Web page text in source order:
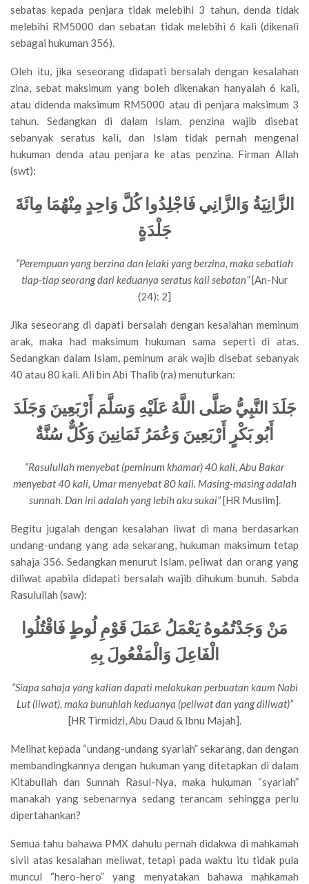
sebatas kepada penjara tidak melebihi 3 tahun, denda tidak
melebihi RM5000 dan sebatan tidak melebihi 6 kali (dikenali
sebagai hukuman 356).
Oleh itu, jika seseorang didapati bersalah dengan kesalahan
zina, sebat maksimum yang boleh dikenakan hanyalah 6 kali,
atau didenda maksimum RM5000 atau di penjara maksimum 3
tahun. Sedangkan di dalam Islam, penzina wajib disebat
sebanyak seratus kali, dan Islam tidak pernah mengenal
hukuman denda atau penjara ke atas penzina. Firman Allah
(swt):
الزَّانِيَةُ وَالزَّانِي فَاجْلِدُوا كُلَّ وَاحِدٍ مِنْهُمَا مِائَةَ
جَلْدَةٍ
“Perempuan yang berzina dan lelaki yang berzina, maka sebatlah
tiap-tiap seorang dari keduanya seratus kali sebatan”[An-Nur
(24): 2]
Jika seseorang di dapati bersalah dengan kesalahan meminum
arak, maka had maksimum hukuman sama seperti di atas.
Sedangkan dalam Islam, peminum arak wajib disebat sebanyak
40 atau 80 kali. Ali bin Abi Thalib (ra) menuturkan:
جَلَدَ النَّبِيُّ صَلَّى اللَّهُ عَلَيْهِ وَسَلَّمَ أَرْبَعِينَ وَجَلَدَ
أَبُو بَكْرٍ أَرْبَعِينَ وَعُمَرُ ثَمَانِينَ وَكُلٌّ سُنَّةٌ
“Rasulullah menyebat (peminum khamar) 40 kali, Abu Bakar
menyebat 40 kali, Umar menyebat 80 kali. Masing-masing adalah
sunnah. Dan ini adalah yang lebih aku sukai”[HR Muslim].
Begitu jugalah dengan kesalahan liwat di mana berdasarkan
undang-undang yang ada sekarang, hukuman maksimum tetap
sahaja 356. Sedangkan menurut Islam, peliwat dan orang yang
diliwat apabila didapati bersalah wajib dihukum bunuh. Sabda
Rasulullah (saw):
مَنْ وَجَدْتُمُوهُ يَعْمَلُ عَمَلَ قَوْمِ لُوطٍ فَاقْتُلُوا
الْفَاعِلَ وَالْمَفْعُولَ بِهِ
“Siapa sahaja yang kalian dapati melakukan perbuatan kaum Nabi
Lut (liwat), maka bunuhlah keduanya (peliwat dan yang diliwat)”
[HR Tirmidzi, Abu Daud & Ibnu Majah].
Melihat kepada “undang-undang syariah” sekarang, dan dengan
membandingkannya dengan hukuman yang ditetapkan di dalam
Kitabullah dan Sunnah Rasul-Nya, maka hukuman “syariah”
manakah yang sebenarnya sedang terancam sehingga perlu
dipertahankan?
Semua tahu bahawa PMX dahulu pernah didakwa di mahkamah
sivil atas kesalahan meliwat, tetapi pada waktu itu tidak pula
muncul “hero-hero” yang menyatakan bahawa mahkamah